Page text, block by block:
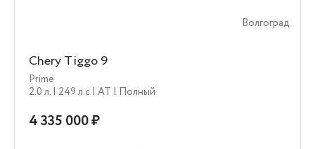
Волгоград
Chery Tiggo 9
Prime
2.0 л. | 249 л.c | AT | Полный
4 335 000 ₽